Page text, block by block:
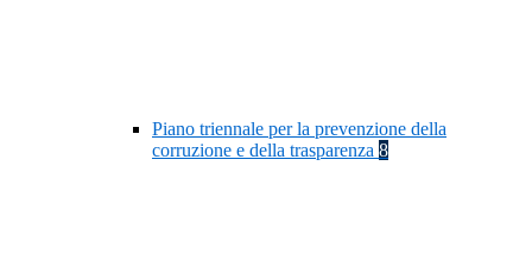
Piano triennale per la prevenzione della
corruzione e della trasparenza 8